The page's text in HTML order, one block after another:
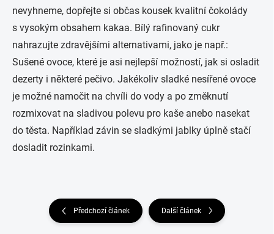
nevyhneme, dopřejte si občas kousek kvalitní čokolády
s vysokým obsahem kakaa. Bílý rafinovaný cukr
nahrazujte zdravějšími alternativami, jako je např.:
Sušené ovoce, které je asi nejlepší možností, jak si osladit
dezerty i některé pečivo. Jakékoliv sladké nesířené ovoce
je možné namočit na chvíli do vody a po změknutí
rozmixovat na sladivou polevu pro kaše anebo nasekat
do těsta. Například závin se sladkými jablky úplně stačí
dosladit rozinkami.
Předchozí článek Další článek